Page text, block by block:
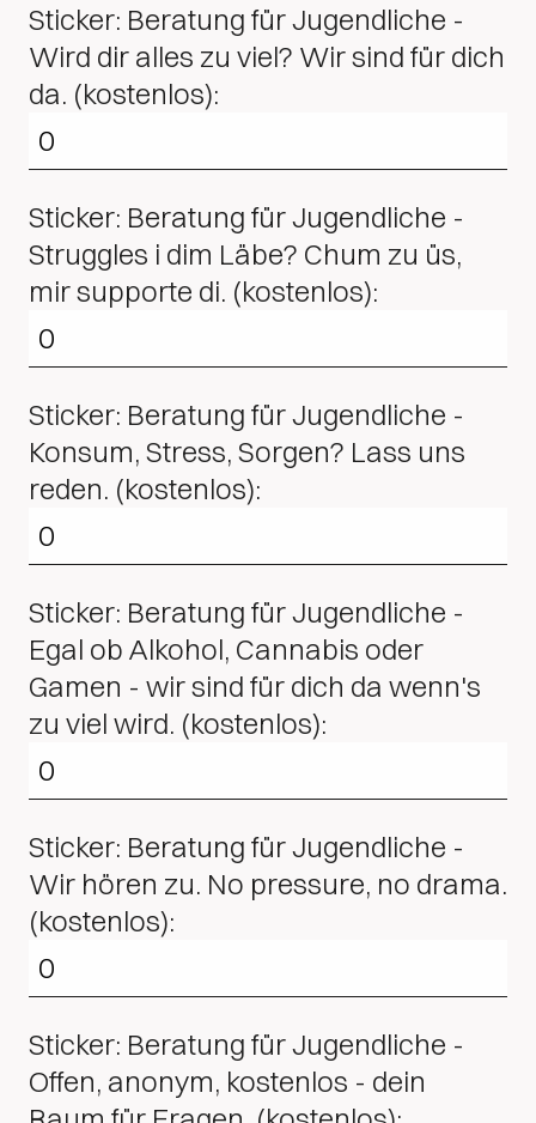
Sticker: Beratung für Jugendliche -
Wird dir alles zu viel? Wir sind für dich
da. (kostenlos):
Sticker: Beratung für Jugendliche -
Struggles i dim Läbe? Chum zu üs,
mir supporte di. (kostenlos):
Sticker: Beratung für Jugendliche -
Konsum, Stress, Sorgen? Lass uns
reden. (kostenlos):
Sticker: Beratung für Jugendliche -
Egal ob Alkohol, Cannabis oder
Gamen - wir sind für dich da wenn's
zu viel wird. (kostenlos):
Sticker: Beratung für Jugendliche -
Wir hören zu. No pressure, no drama.
(kostenlos):
Sticker: Beratung für Jugendliche -
Offen, anonym, kostenlos - dein